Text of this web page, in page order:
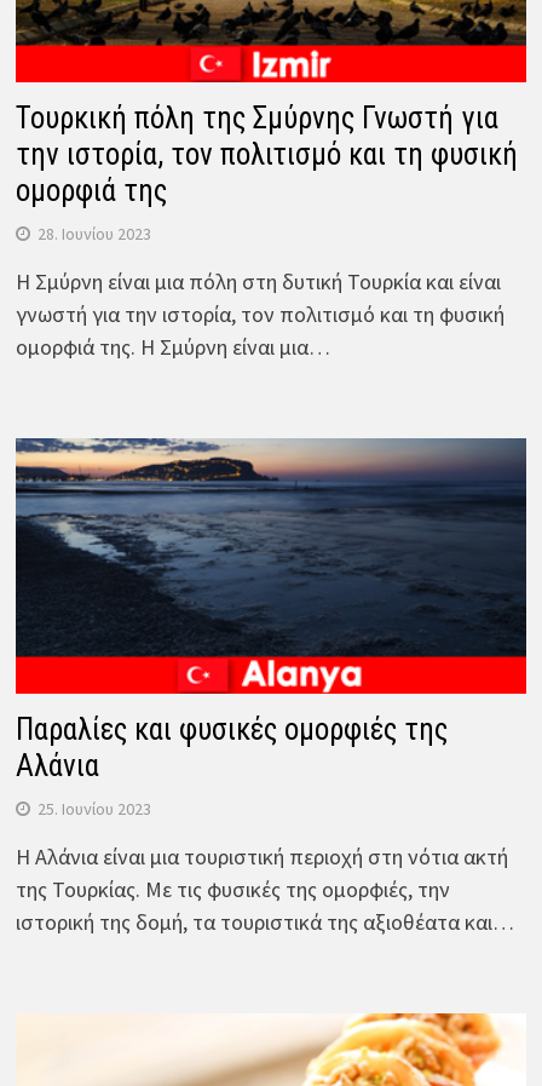
Τουρκική πόλη της Σμύρνης Γνωστή για
την ιστορία, τον πολιτισμό και τη φυσική
ομορφιά της
28. Ιουνίου 2023
Η Σμύρνη είναι μια πόλη στη δυτική Τουρκία και είναι
γνωστή για την ιστορία, τον πολιτισμό και τη φυσική
ομορφιά της. Η Σμύρνη είναι μια…
Παραλίες και φυσικές ομορφιές της
Αλάνια
25. Ιουνίου 2023
Η Αλάνια είναι μια τουριστική περιοχή στη νότια ακτή
της Τουρκίας. Με τις φυσικές της ομορφιές, την
ιστορική της δομή, τα τουριστικά της αξιοθέατα και…